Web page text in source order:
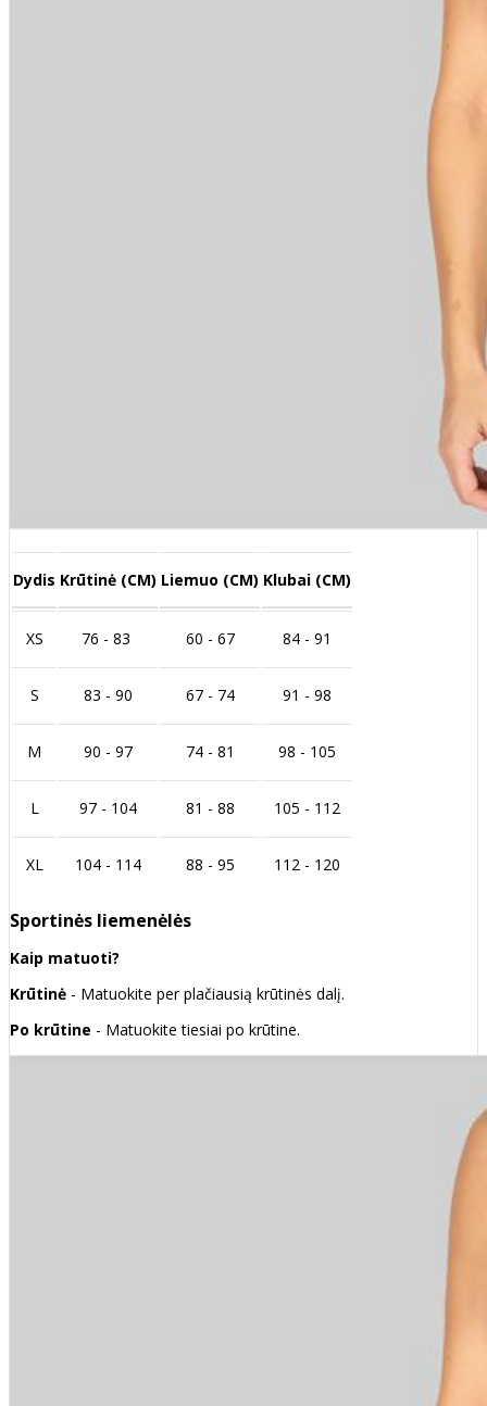
Dydis Krūtinė (CM) Liemuo (CM) Klubai (CM)
XS 76 - 83 60 - 67 84 - 91
S 83 - 90 67 - 74 91 - 98
M 90 - 97 74 - 81 98 - 105
L 97 - 104 81 - 88 105 - 112
XL 104 - 114 88 - 95 112 - 120
Sportinės liemenėlės
Kaip matuoti?
Krūtinė - Matuokite per plačiausią krūtinės dalį.
Po krūtine - Matuokite tiesiai po krūtine.